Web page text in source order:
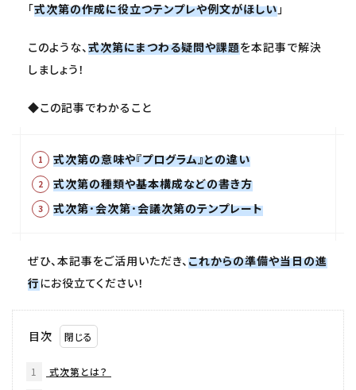
「式次第の作成に役立つテンプレや例文がほしい」
このような、式次第にまつわる疑問や課題を本記事で解決
しましょう！
◆この記事でわかること
式次第の意味や『プログラム』との違い
式次第の種類や基本構成などの書き方
式次第･会次第･会議次第のテンプレート
ぜひ、本記事をご活用いただき、これからの準備や当日の進
行にお役立てください！
目次
1
式次第とは？